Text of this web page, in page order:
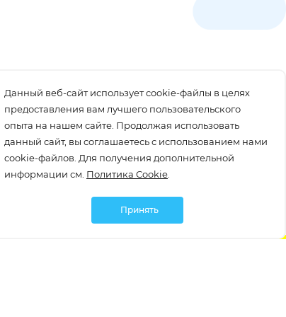
Данный веб-сайт использует cookie-файлы в целях
предоставления вам лучшего пользовательского
опыта на нашем сайте. Продолжая использовать
данный сайт, вы соглашаетесь с использованием нами
cookie-файлов. Для получения дополнительной
информации см. Политика Cookie
Принять